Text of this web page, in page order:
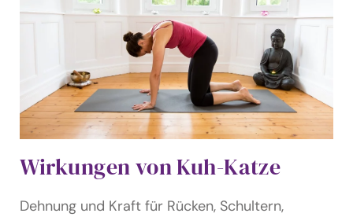
Wirkungen von Kuh-Katze
Dehnung und Kraft für Rücken, Schultern,